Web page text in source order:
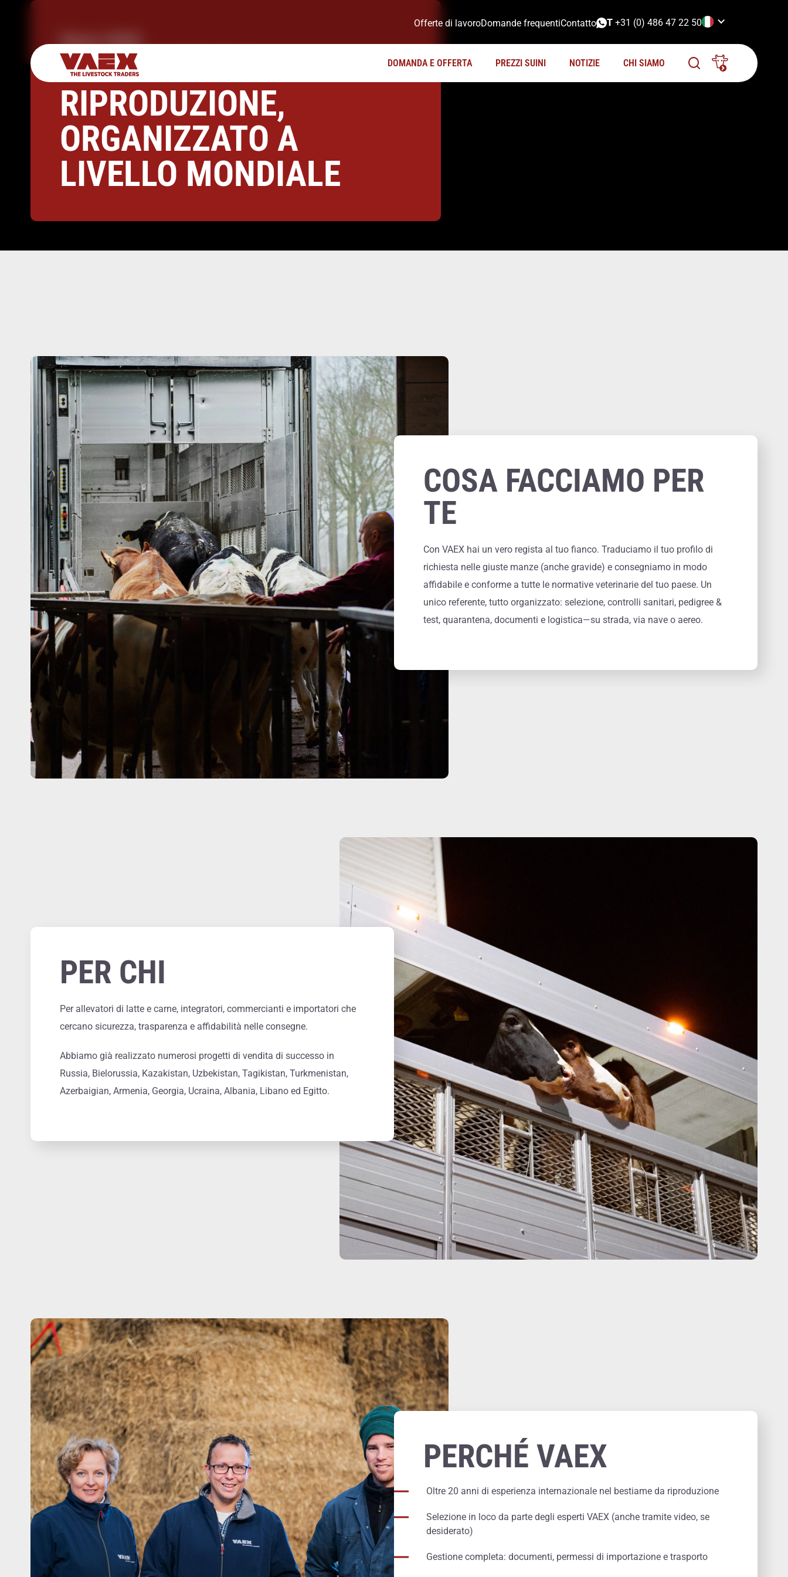
Offerte di lavoroDomande frequentiContatto T+31 (0) 486 47 22 50
DOMANDA E OFFERTA PREZZI SUINI NOTIZIE CHI SIAMO
Siamo VAEX.
BESTIAME DA
RIPRODUZIONE,
ORGANIZZATO A
LIVELLO MONDIALE
COSA FACCIAMO PER
TE
Con VAEX hai un vero regista al tuo fianco. Traduciamo il tuo profilo di
richiesta nelle giuste manze (anche gravide) e consegniamo in modo
affidabile e conforme a tutte le normative veterinarie del tuo paese. Un
unico referente, tutto organizzato: selezione, controlli sanitari, pedigree &
test, quarantena, documenti e logistica—su strada, via nave o aereo.
PER CHI
Per allevatori di latte e carne, integratori, commercianti e importatori che
cercano sicurezza, trasparenza e affidabilità nelle consegne.
Abbiamo già realizzato numerosi progetti di vendita di successo in
Russia, Bielorussia, Kazakistan, Uzbekistan, Tagikistan, Turkmenistan,
Azerbaigian, Armenia, Georgia, Ucraina, Albania, Libano ed Egitto.
PERCHÉ VAEX
Oltre 20 anni di esperienza internazionale nel bestiame da riproduzione
Selezione in loco da parte degli esperti VAEX (anche tramite video, se
desiderato)
Gestione completa: documenti, permessi di importazione e trasporto